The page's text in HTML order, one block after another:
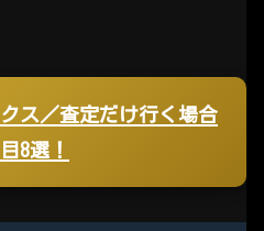
ス／査定だけ行く場合
8選！